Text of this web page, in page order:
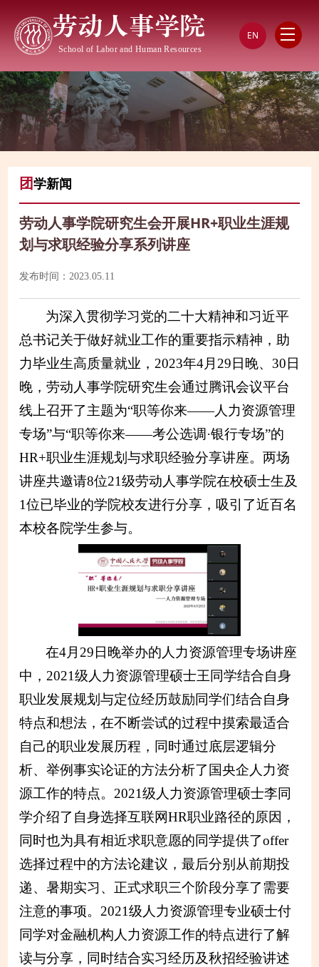
劳动人事学院
School of Labor and Human Resources
EN
团学新闻
劳动人事学院研究生会开展HR+职业生涯规
划与求职经验分享系列讲座
发布时间：2023.05.11
为深入贯彻学习党的二十大精神和习近平
总书记关于做好就业工作的重要指示精神，助
力毕业生高质量就业，2023年4月29日晚、30日
晚，劳动人事学院研究生会通过腾讯会议平台
线上召开了主题为“职等你来——人力资源管理
专场”与“职等你来——考公选调·银行专场”的
HR+职业生涯规划与求职经验分享讲座。两场
讲座共邀请8位21级劳动人事学院在校硕士生及
1位已毕业的学院校友进行分享，吸引了近百名
本校各院学生参与。
在4月29日晚举办的人力资源管理专场讲座
中，2021级人力资源管理硕士王同学结合自身
职业发展规划与定位经历鼓励同学们结合自身
特点和想法，在不断尝试的过程中摸索最适合
自己的职业发展历程，同时通过底层逻辑分
析、举例事实论证的方法分析了国央企人力资
源工作的特点。2021级人力资源管理硕士李同
学介绍了自身选择互联网HR职业路径的原因，
同时也为具有相近求职意愿的同学提供了offer
选择过程中的方法论建议，最后分别从前期投
递、暑期实习、正式求职三个阶段分享了需要
注意的事项。2021级人力资源管理专业硕士付
同学对金融机构人力资源工作的特点进行了解
读与分享，同时结合实习经历及秋招经验讲述